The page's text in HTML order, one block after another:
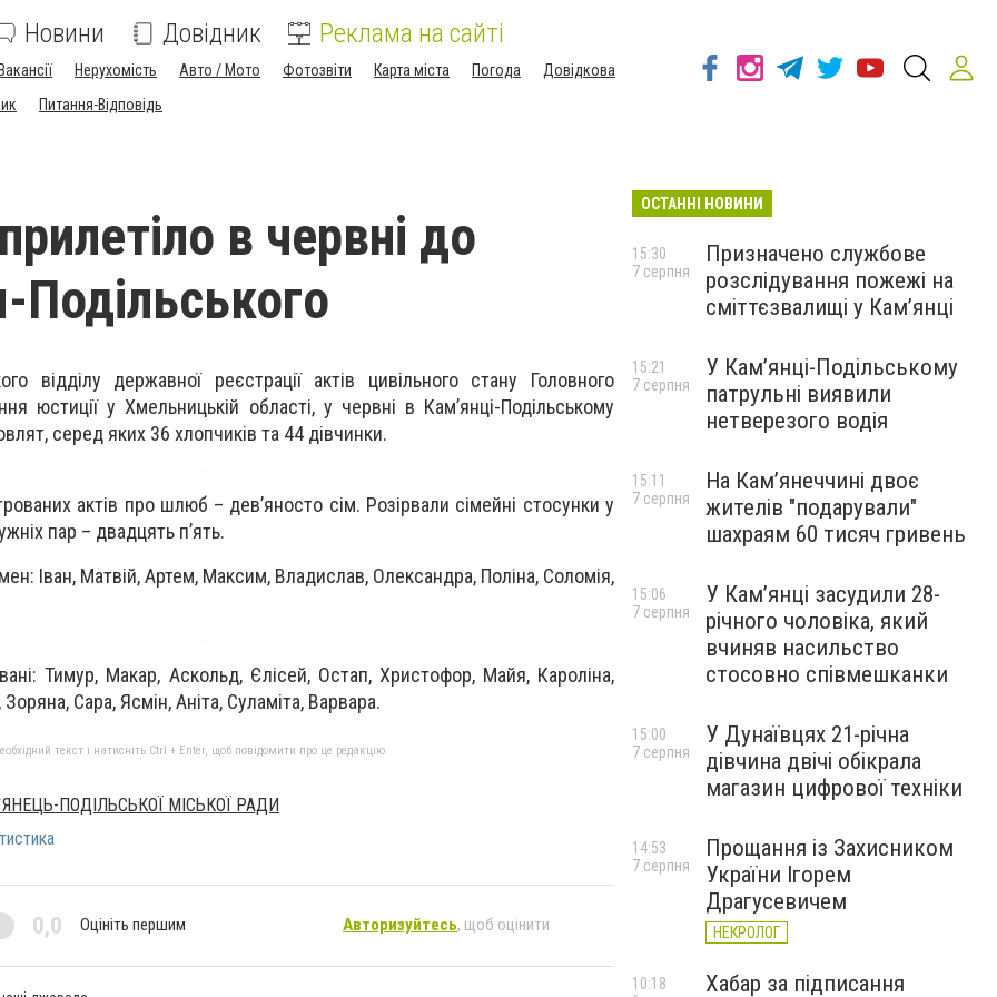
Новини Довідник Реклама на сайті
Нерухомість Авто / Мото Фотозвіти Карта міста Погода
Довідкова
Питання-Відповідь
в червні до
відділу державної реєстрації актів цивільного стану Головного
юстиції у Хмельницькій області, у червні в Кам’янці-Подільському
серед яких 36 хлопчиків та 44 дівчинки.
актів про шлюб – дев’яносто сім. Розірвали сімейні стосунки у
пар – двадцять п’ять.
Іван, Матвій, Артем, Максим, Владислав, Олександра, Поліна, Соломія,
Тимур, Макар, Аскольд, Єлісей, Остап, Христофор, Майя, Кароліна,
Сара, Ясмін, Аніта, Суламіта, Варвара.
текст і натисніть Ctrl + Enter, щоб повідомити про це редакцію
ПОДІЛЬСЬКОЇ МІСЬКОЇ РАДИ
0,0 Оцініть першим Авторизуйтесь, щоб оцінити
ОСТАННІ НОВИНИ
Призначено службове
розслідування пожежі на
сміттєзвалищі у Кам’янці
15:30
7 серпня
У Кам’янці-Подільському
патрульні виявили
нетверезого водія
15:21
7 серпня
На Камʼянеччині двоє
жителів "подарували"
шахраям 60 тисяч гривень
15:11
7 серпня
У Камʼянці засудили 28-
річного чоловіка, який
вчиняв насильство
стосовно співмешканки
15:06
7 серпня
У Дунаївцях 21-річна
дівчина двічі обікрала
магазин цифрової техніки
15:00
7 серпня
Прощання із Захисником
України Ігорем
Драгусевичем
НЕКРОЛОГ
14:53
7 серпня
Хабар за підписання
10:18